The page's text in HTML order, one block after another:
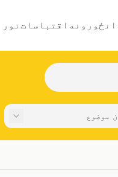
انځورونه اقتباساتنور